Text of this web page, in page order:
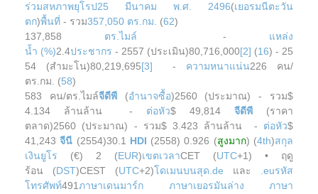
ร่วมสหภาพยุโรป25 มีนาคม พ.ศ. 2496(เยอรมนีตะวัน
ตก)พื้นที่ - รวม357,050 ตร.กม. (62)
137,858 ตร.ไมล์ - แหล่ง
น้ำ (%)2.4ประชากร - 2557 (ประเมิน)80,716,000[2] (16) - 25
54 (สำมะโน)80,219,695[3] - ความหนาแน่น226 คน/
ตร.กม. (58)
583 คน/ตร.ไมล์จีดีพี(อำนาจซื้อ)2560 (ประมาณ) - รวม$
4.134 ล้านล้าน - ต่อหัว$ 49,814 จีดีพี (ราคา
ตลาด)2560 (ประมาณ) - รวม$ 3.423 ล้านล้าน - ต่อหัว$
41,243จีนี (2554)30.1 HDI (2558) 0.926 (สูงมาก) (4th)สกุล
เงินยูโร (€) 2 (EUR)เขตเวลาCET (UTC+1) • ฤดู
ร้อน (DST)CEST (UTC+2)โดเมนบนสุด.de และ .euรหัส
โทรศัพท์491ภาษาเดนมาร์ก ภาษาเยอรมันล่าง
ภาษา